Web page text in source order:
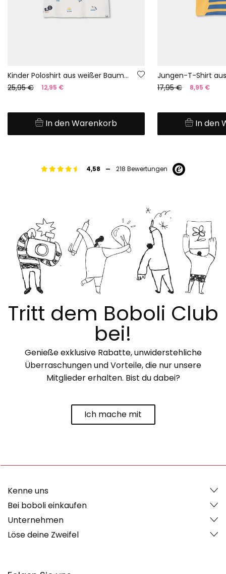
Kinder Poloshirt aus weißer Baumwolle
25,95 €
12,95 €
In den Warenkorb
17,95 € 8,95 €
In den
4,58 - 218 Bewertungen
Tritt dem Boboli Club
bei!
Genieße exklusive Rabatte, unwiderstehliche
Überraschungen und Vorteile, die nur unsere
Mitglieder erhalten. Bist du dabei?
Ich mache mit
Kenne uns
Bei boboli einkaufen
Unternehmen
Löse deine Zweifel